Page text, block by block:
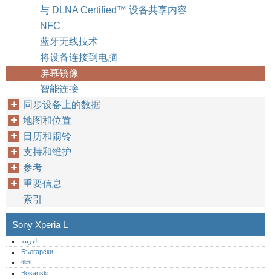
与 DLNA Certified™‎ 设备共享内容
NFC
蓝牙无线技术
将设备连接到电脑
屏幕镜像
智能连接
同步设备上的数据
地图和位置
日历和闹铃
支持和维护
参考
重要信息
索引
Sony Xperia L
العربية
Български
বাংলা
Bosanski